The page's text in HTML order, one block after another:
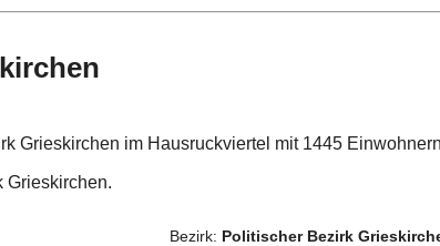
Grieskirchen im Hausruckviertel mit 1445
Grieskirchen.
Bezirk: Politischer Bezirk